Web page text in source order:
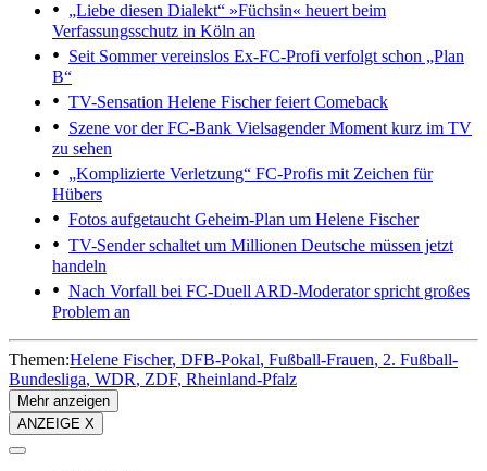
„Liebe diesen Dialekt“ »Füchsin« heuert beim
Verfassungsschutz in Köln an
Seit Sommer vereinslos Ex-FC-Profi verfolgt schon „Plan
B“
TV-Sensation Helene Fischer feiert Comeback
Szene vor der FC-Bank Vielsagender Moment kurz im TV
zu sehen
„Komplizierte Verletzung“ FC-Profis mit Zeichen für
Hübers
Fotos aufgetaucht Geheim-Plan um Helene Fischer
TV-Sender schaltet um Millionen Deutsche müssen jetzt
handeln
Nach Vorfall bei FC-Duell ARD-Moderator spricht großes
Problem an
Themen:Helene Fischer DFB-Pokal Fußball-Frauen 2. Fußball-
Bundesliga WDR ZDF Rheinland-Pfalz
Mehr anzeigen
ANZEIGE X